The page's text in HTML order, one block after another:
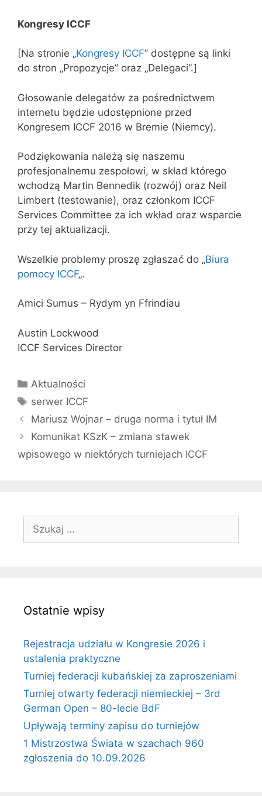
Kongresy ICCF
[Na stronie „Kongresy ICCF” dostępne są linki
do stron „Propozycje” oraz „Delegaci”.]
Głosowanie delegatów za pośrednictwem
internetu będzie udostępnione przed
Kongresem ICCF 2016 w Bremie (Niemcy).
Podziękowania należą się naszemu
profesjonalnemu zespołowi, w skład którego
wchodzą Martin Bennedik (rozwój) oraz Neil
Limbert (testowanie), oraz członkom ICCF
Services Committee za ich wkład oraz wsparcie
przy tej aktualizacji.
Wszelkie problemy proszę zgłaszać do „Biura
pomocy ICCF„.
Amici Sumus – Rydym yn Ffrindiau
Austin Lockwood
ICCF Services Director
Kategorie
Aktualności
Tagi
serwer ICCF
Mariusz Wojnar – druga norma i tytuł IM
Komunikat KSzK – zmiana stawek
wpisowego w niektórych turniejach ICCF
Ostatnie wpisy
Rejestracja udziału w Kongresie 2026 i
ustalenia praktyczne
Turniej federacji kubańskiej za zaproszeniami
Turniej otwarty federacji niemieckiej – 3rd
German Open – 80-lecie BdF
Upływają terminy zapisu do turniejów
1 Mistrzostwa Świata w szachach 960
zgłoszenia do 10.09.2026